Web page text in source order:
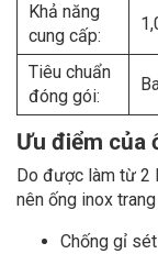
Khả năng
cung cấp:
Tiêu chuẩn
đóng gói:
Ưu điểm của
Do được làm từ 2
nên ống inox
Chống gỉ